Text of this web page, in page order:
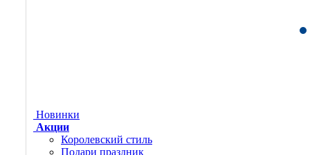
Новинки
Акции
Королевский стиль
Подари праздник